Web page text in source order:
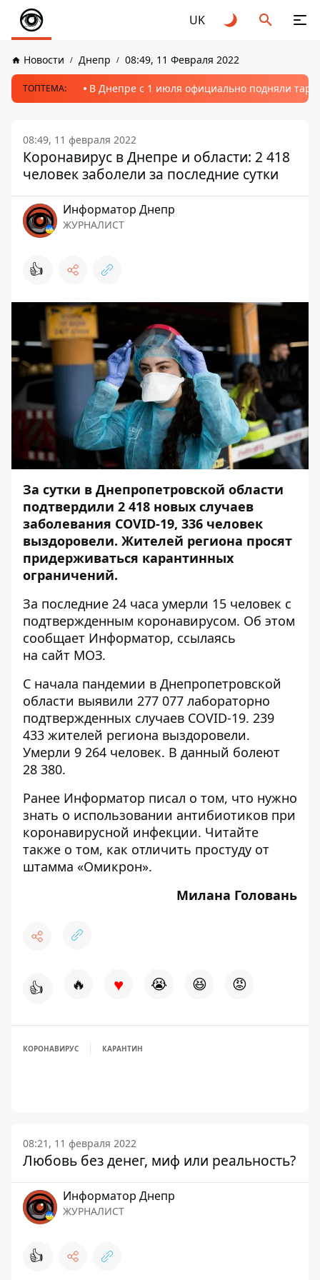
UK
Новости Днепр 08:49, 11 Февраля 2022
ТОПТЕМА: В Днепре с 1 июля официально подняли
08:49, 11 февраля 2022
Коронавирус в Днепре и области: 2 418
человек заболели за последние сутки
Информатор Днепр
ЖУРНАЛИСТ
👍
За сутки в Днепропетровской области
подтвердили 2 418 новых случаев
заболевания COVID-19, 336 человек
выздоровели. Жителей региона просят
придерживаться карантинных
ограничений.
За последние 24 часа умерли 15 человек с
подтвержденным коронавирусом. Об этом
сообщает Информатор, ссылаясь
на сайт МОЗ.
С начала пандемии в Днепропетровской
области выявили 277 077 лабораторно
подтвержденных случаев COVID-19. 239
433 жителей региона выздоровели.
Умерли 9 264 человек. В данный болеют
28 380.
Ранее Информатор писал о том, что нужно
знать о использовании антибиотиков при
коронавирусной инфекции. Читайте
также о том, как отличить простуду от
штамма «Омикрон».
Милана Головань
👍 🔥 ♥ 😭 😆 😡
КОРОНАВИРУС КАРАНТИН
08:21, 11 февраля 2022
Любовь без денег, миф или реальность?
Информатор Днепр
ЖУРНАЛИСТ
👍